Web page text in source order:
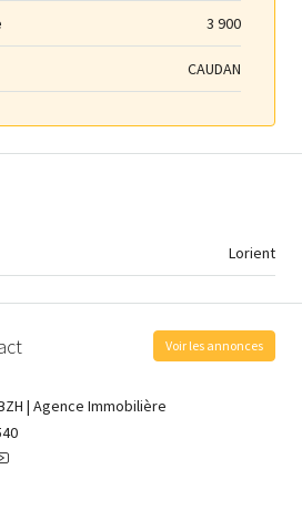
3 900
CAUDAN
Lorient
Voir les annonces
| Agence Immobilière